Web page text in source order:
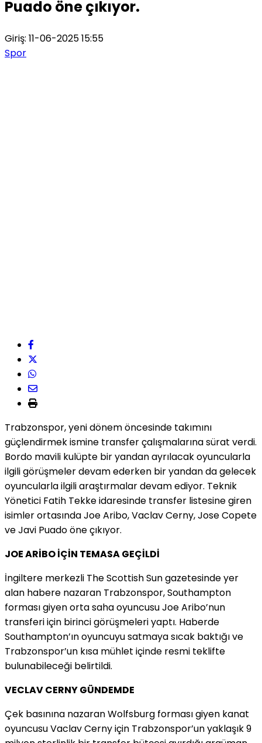
Puado öne çıkıyor.
Giriş: 11-06-2025 15:55
Spor
Trabzonspor, yeni dönem öncesinde takımını
güçlendirmek ismine transfer çalışmalarına sürat verdi.
Bordo mavili kulüpte bir yandan ayrılacak oyuncularla
ilgili görüşmeler devam ederken bir yandan da gelecek
oyuncularla ilgili araştırmalar devam ediyor. Teknik
Yönetici Fatih Tekke idaresinde transfer listesine giren
isimler ortasında Joe Aribo, Vaclav Cerny, Jose Copete
ve Javi Puado öne çıkıyor.
JOE ARİBO İÇİN TEMASA GEÇİLDİ
İngiltere merkezli The Scottish Sun gazetesinde yer
alan habere nazaran Trabzonspor, Southampton
forması giyen orta saha oyuncusu Joe Aribo’nun
transferi için birinci görüşmeleri yaptı. Haberde
Southampton’ın oyuncuyu satmaya sıcak baktığı ve
Trabzonspor’un kısa mühlet içinde resmi teklifte
bulunabileceği belirtildi.
VECLAV CERNY GÜNDEMDE
Çek basınına nazaran Wolfsburg forması giyen kanat
oyuncusu Vaclav Cerny için Trabzonspor’un yaklaşık 9